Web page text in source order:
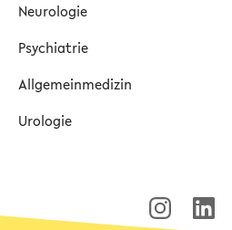
Neurologie
Psychiatrie
Allgemeinmedizin
Urologie